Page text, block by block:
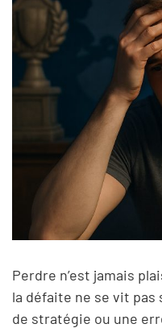
Perdre n’est jamais
la défaite ne se vit
de stratégie ou une